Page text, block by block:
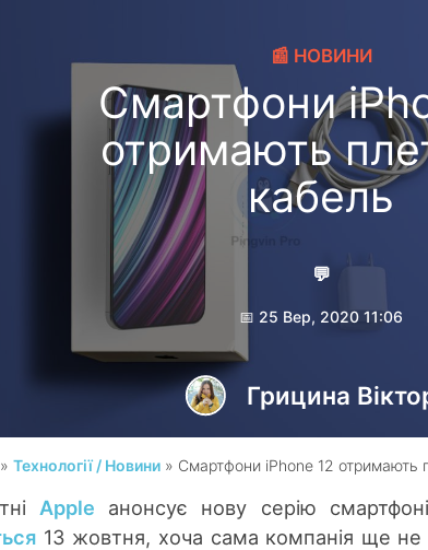
📰 НОВИНИ
Смартфони
отримають
кабель
💬
📅 25 Вер, 2020 11:06
Грицина
»Технології / Новини » Смартфони iPhone 12 отримають
Apple анонсує нову серію
13 жовтня, хоча сама компанія ще